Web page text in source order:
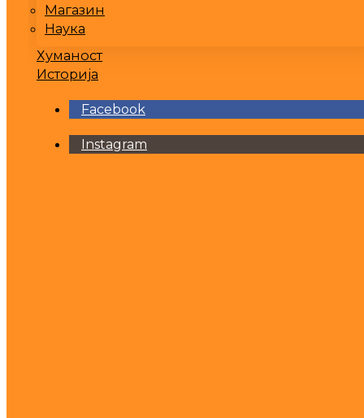
Магазин
Наука
Хуманост
Историја
Facebook
Instagram